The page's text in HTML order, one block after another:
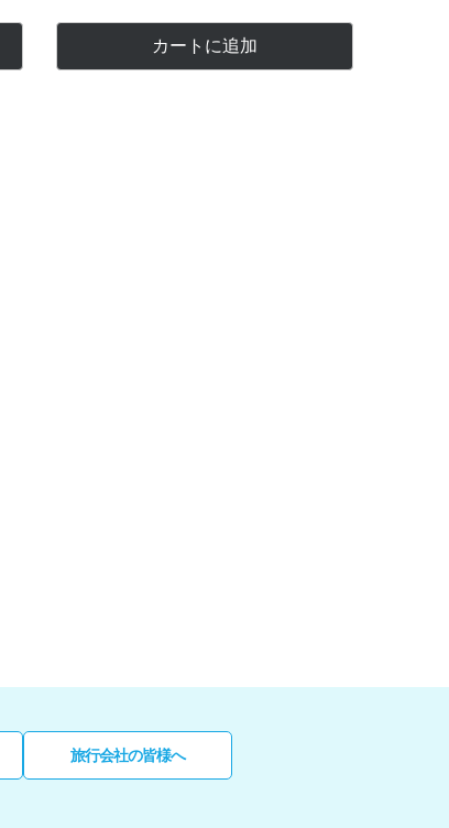
カートに追加
旅行会社の皆様へ